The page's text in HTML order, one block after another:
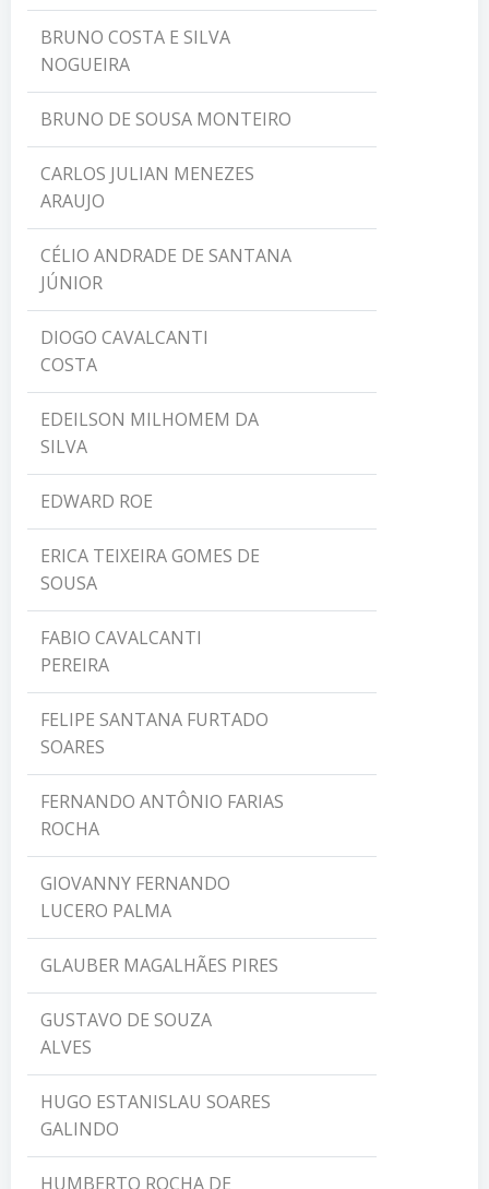
BRUNO COSTA E SILVA
NOGUEIRA
BRUNO DE SOUSA MONTEIRO
CARLOS JULIAN MENEZES
ARAUJO
CÉLIO ANDRADE DE SANTANA
JÚNIOR
DIOGO CAVALCANTI
COSTA
EDEILSON MILHOMEM DA
SILVA
EDWARD ROE
ERICA TEIXEIRA GOMES DE
SOUSA
FABIO CAVALCANTI
PEREIRA
FELIPE SANTANA FURTADO
SOARES
FERNANDO ANTÔNIO FARIAS
ROCHA
GIOVANNY FERNANDO
LUCERO PALMA
GLAUBER MAGALHÃES PIRES
GUSTAVO DE SOUZA
ALVES
HUGO ESTANISLAU SOARES
GALINDO
HUMBERTO ROCHA DE